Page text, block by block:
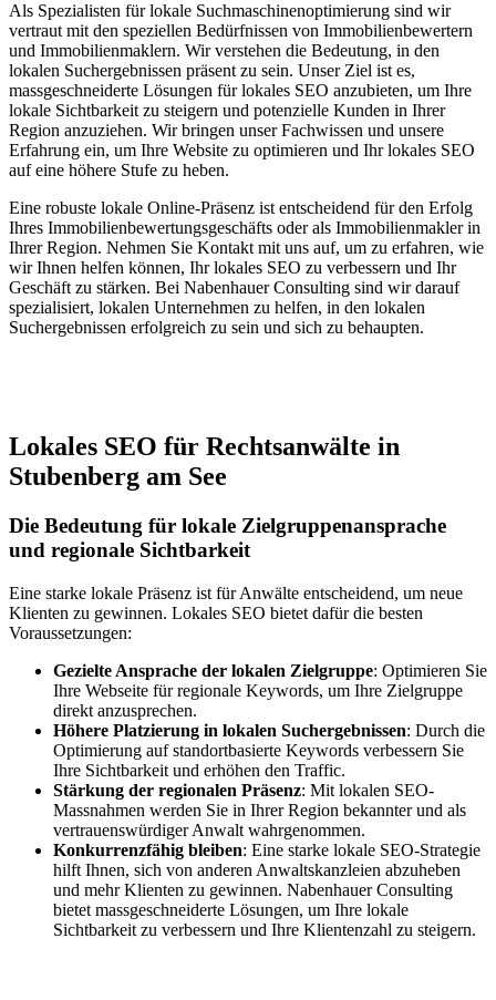
Als Spezialisten für lokale Suchmaschinenoptimierung sind wir
vertraut mit den speziellen Bedürfnissen von Immobilienbewertern
und Immobilienmaklern. Wir verstehen die Bedeutung, in den
lokalen Suchergebnissen präsent zu sein. Unser Ziel ist es,
massgeschneiderte Lösungen für lokales SEO anzubieten, um Ihre
lokale Sichtbarkeit zu steigern und potenzielle Kunden in Ihrer
Region anzuziehen. Wir bringen unser Fachwissen und unsere
Erfahrung ein, um Ihre Website zu optimieren und Ihr lokales SEO
auf eine höhere Stufe zu heben.
Eine robuste lokale Online-Präsenz ist entscheidend für den Erfolg
Ihres Immobilienbewertungsgeschäfts oder als Immobilienmakler in
Ihrer Region. Nehmen Sie Kontakt mit uns auf, um zu erfahren, wie
wir Ihnen helfen können, Ihr lokales SEO zu verbessern und Ihr
Geschäft zu stärken. Bei Nabenhauer Consulting sind wir darauf
spezialisiert, lokalen Unternehmen zu helfen, in den lokalen
Suchergebnissen erfolgreich zu sein und sich zu behaupten.
Lokales SEO für Rechtsanwälte in
Stubenberg am See
Die Bedeutung für lokale Zielgruppenansprache
und regionale Sichtbarkeit
Eine starke lokale Präsenz ist für Anwälte entscheidend, um neue
Klienten zu gewinnen. Lokales SEO bietet dafür die besten
Voraussetzungen:
Gezielte Ansprache der lokalen Zielgruppe: Optimieren Sie
Ihre Webseite für regionale Keywords, um Ihre Zielgruppe
direkt anzusprechen.
Höhere Platzierung in lokalen Suchergebnissen: Durch die
Optimierung auf standortbasierte Keywords verbessern Sie
Ihre Sichtbarkeit und erhöhen den Traffic.
Stärkung der regionalen Präsenz: Mit lokalen SEO-
Massnahmen werden Sie in Ihrer Region bekannter und als
vertrauenswürdiger Anwalt wahrgenommen.
Konkurrenzfähig bleiben: Eine starke lokale SEO-Strategie
hilft Ihnen, sich von anderen Anwaltskanzleien abzuheben
und mehr Klienten zu gewinnen. Nabenhauer Consulting
bietet massgeschneiderte Lösungen, um Ihre lokale
Sichtbarkeit zu verbessern und Ihre Klientenzahl zu steigern.